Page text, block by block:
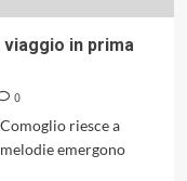
in prima
0
riesce a
emergono